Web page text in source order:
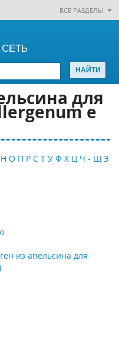
ВСЕ РАЗДЕЛЫ
для
e
Н О П Р С Т У Ф Х Ц Ч - Щ Э
из апельсина для